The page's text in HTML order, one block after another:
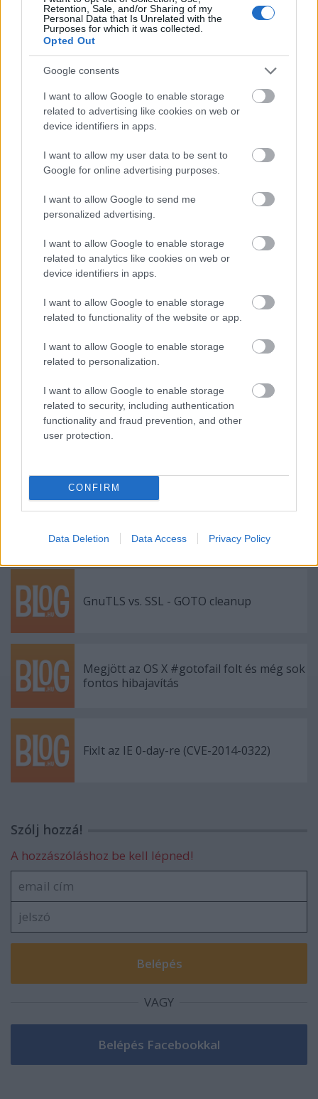
Retention, Sale, and/or Sharing of my
Personal Data that Is Unrelated with the
Purposes for which it was collected.
Opted Out
Google consents
I want to allow Google to enable storage
related to advertising like cookies on web or
device identifiers in apps.
I want to allow my user data to be sent to
Google for online advertising purposes.
I want to allow Google to send me
personalized advertising.
I want to allow Google to enable storage
related to analytics like cookies on web or
device identifiers in apps.
I want to allow Google to enable storage
related to functionality of the website or app.
I want to allow Google to enable storage
related to personalization.
I want to allow Google to enable storage
related to security, including authentication
functionality and fraud prevention, and other
user protection.
CONFIRM
Data Deletion Data Access Privacy Policy
Címkék:microsoft windows flash
exchange
internet explorer oracle chromium truetype
directaccess
opentype win32k.sys ip-https
directplay
Ajánlott bejegyzések:
GnuTLS vs. SSL - GOTO cleanup
Megjött az OS X #gotofail folt és még sok
fontos hibajavítás
FixIt az IE 0-day-re (CVE-2014-0322)
Szólj hozzá!
A hozzászóláshoz be kell lépned!
VAGY